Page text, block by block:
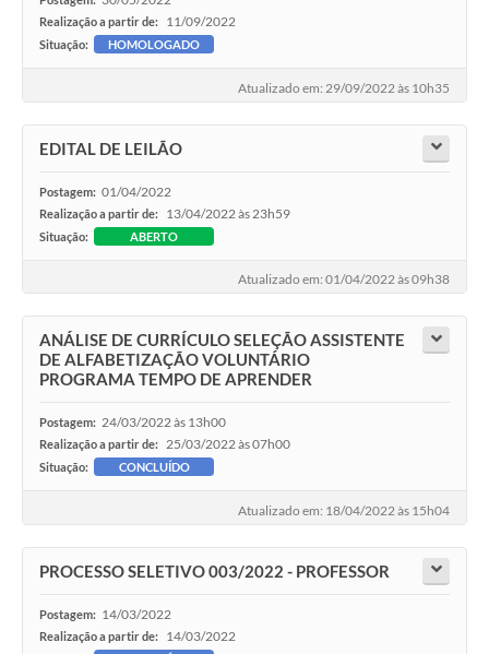
Realização a partir de: 11/09/2022
Situação: HOMOLOGADO
Atualizado em: 29/09/2022 às 10h35
EDITAL DE LEILÃO
Postagem: 01/04/2022
Realização a partir de: 13/04/2022 às 23h59
Situação: ABERTO
Atualizado em: 01/04/2022 às 09h38
ANÁLISE DE CURRÍCULO SELEÇÃO ASSISTENTE
DE ALFABETIZAÇÃO VOLUNTÁRIO
PROGRAMA TEMPO DE APRENDER
Postagem: 24/03/2022 às 13h00
Realização a partir de: 25/03/2022 às 07h00
Situação: CONCLUÍDO
Atualizado em: 18/04/2022 às 15h04
PROCESSO SELETIVO 003/2022 - PROFESSOR
Postagem: 14/03/2022
Realização a partir de: 14/03/2022